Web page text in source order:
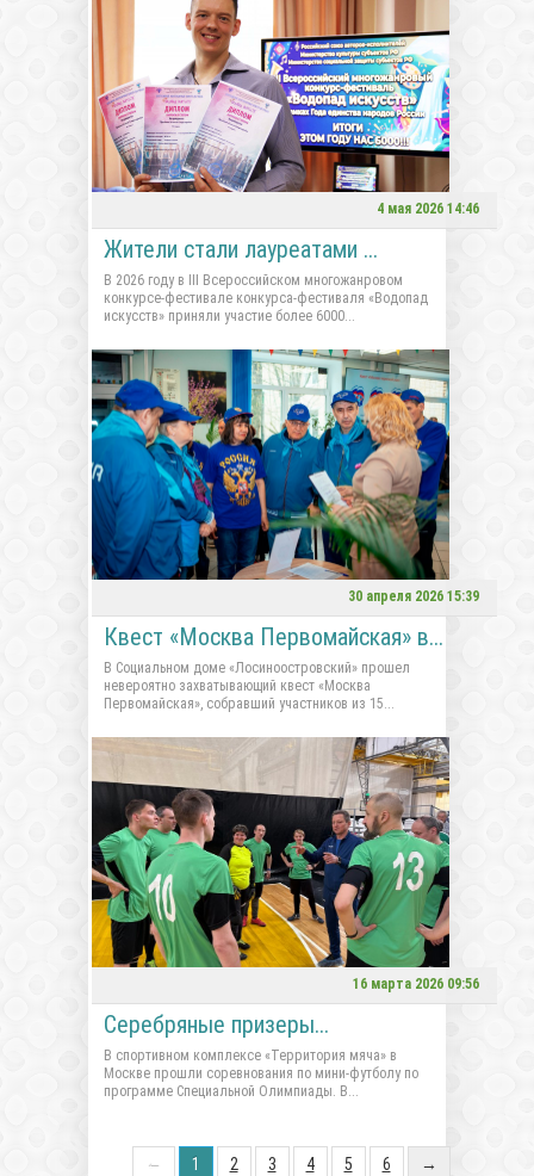
4 мая 2026 14:46
Жители стали лауреатами ...
В 2026 году в III Всероссийском многожанровом
конкурсе-фестивале конкурса-фестиваля «Водопад
искусств» приняли участие более 6000...
30 апреля 2026 15:39
Квест «Москва Первомайская» в...
В Социальном доме «Лосиноостровский» прошел
невероятно захватывающий квест «Москва
Первомайская», собравший участников из 15...
16 марта 2026 09:56
Серебряные призеры...
В спортивном комплексе «Территория мяча» в
Москве прошли соревнования по мини-футболу по
программе Специальной Олимпиады. В...
← 1 2 3 4 5 6 →